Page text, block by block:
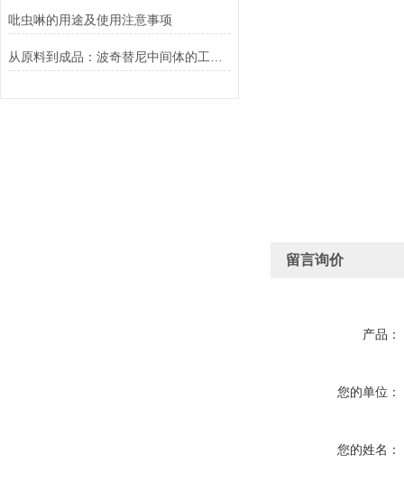
吡虫啉的用途及使用注意事项
留言询价
产品：
您的单位：
您的姓名：